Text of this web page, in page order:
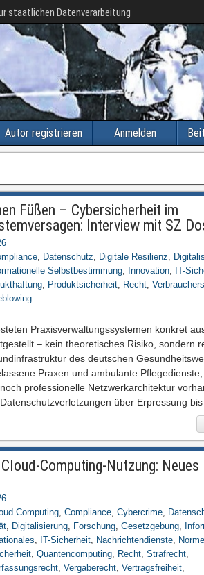
staatlichen Datenverarbeitung
Autor registrieren Anmelden
Füßen – Cybersicherheit im
Interview mit SZ
, Datenschutz, Digitale Resilienz,
Selbstbestimmung, Innovation, IT-
, Produktsicherheit, Recht,
Praxisverwaltungssystemen konkret
– kein theoretisches Risiko, sondern
des deutschen
Praxen und ambulante
professionelle Netzwerkarchitektur
über Erpressung
Computing-Nutzung: Neues
Computing, Compliance, Cybercrime,
, Digitalisierung, Forschung, Gesetzgebung,
, IT-Sicherheit, Nachrichtendienste,
, Quantencomputing, Recht, Strafrecht,
, Vergaberecht, Vertragsfreiheit,